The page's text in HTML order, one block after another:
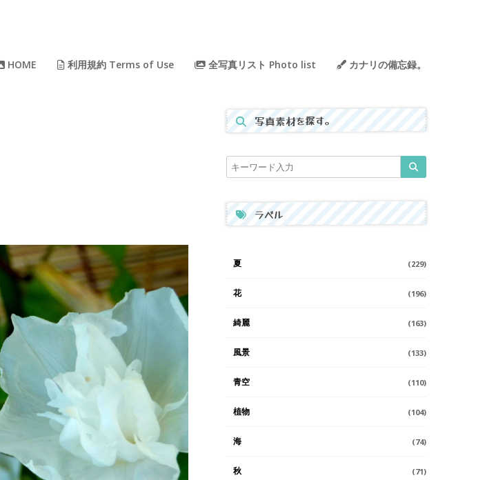
HOME 利用規約 Terms of Use 全写真リスト Photo list カナリの備忘録。
写真素材を探す。
ラベル
夏 (229)
花 (196)
綺麗 (163)
風景 (133)
青空 (110)
植物 (104)
海 (74)
秋 (71)